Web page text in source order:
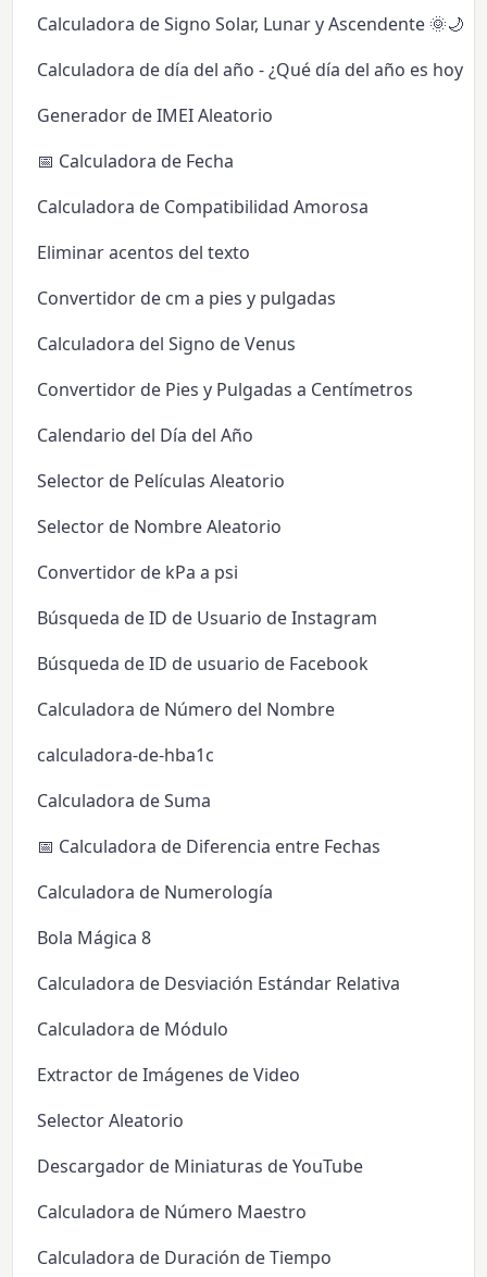
Calculadora de Signo Solar, Lunar y Ascendente 🌞🌙✨
Calculadora de día del año - ¿Qué día del año es hoy?
Generador de IMEI Aleatorio
📅 Calculadora de Fecha
Calculadora de Compatibilidad Amorosa
Eliminar acentos del texto
Convertidor de cm a pies y pulgadas
Calculadora del Signo de Venus
Convertidor de Pies y Pulgadas a Centímetros
Calendario del Día del Año
Selector de Películas Aleatorio
Selector de Nombre Aleatorio
Convertidor de kPa a psi
Búsqueda de ID de Usuario de Instagram
Búsqueda de ID de usuario de Facebook
Calculadora de Número del Nombre
calculadora-de-hba1c
Calculadora de Suma
📅 Calculadora de Diferencia entre Fechas
Calculadora de Numerología
Bola Mágica 8
Calculadora de Desviación Estándar Relativa
Calculadora de Módulo
Extractor de Imágenes de Video
Selector Aleatorio
Descargador de Miniaturas de YouTube
Calculadora de Número Maestro
Calculadora de Duración de Tiempo